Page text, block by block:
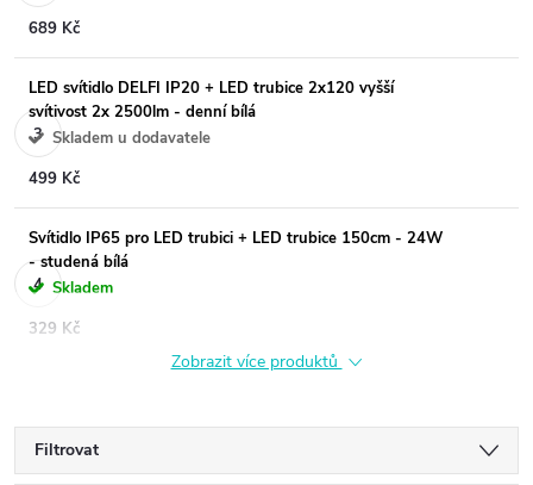
689 Kč
LED svítidlo DELFI IP20 + LED trubice 2x120 vyšší
svítivost 2x 2500lm - denní bílá
Skladem u dodavatele
499 Kč
Svítidlo IP65 pro LED trubici + LED trubice 150cm - 24W
- studená bílá
Skladem
329 Kč
Zobrazit více produktů
Filtrovat